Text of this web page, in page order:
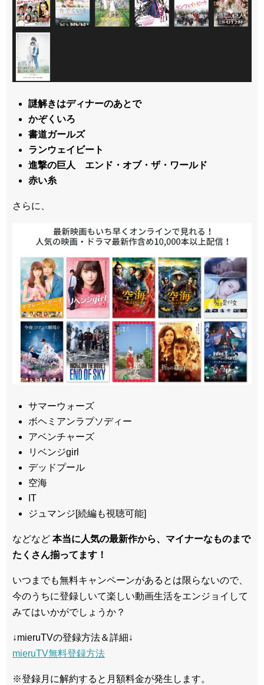
謎解きはディナーのあとで
かぞくいろ
書道ガールズ
ランウェイビート
進撃の巨人 エンド・オブ・ザ・ワールド
赤い糸
さらに、
サマーウォーズ
ボヘミアンラプソディー
アベンチャーズ
リベンジgirl
デッドプール
空海
IT
ジュマンジ[続編も視聴可能]
などなど 本当に人気の最新作から、マイナーなものまで
たくさん揃ってます！
いつまでも無料キャンペーンがあるとは限らないので、
今のうちに登録しいて楽しい動画生活をエンジョイして
みてはいかがでしょうか？
↓mieruTVの登録方法＆詳細↓
mieruTV無料登録方法
※登録月に解約すると月額料金が発生します。